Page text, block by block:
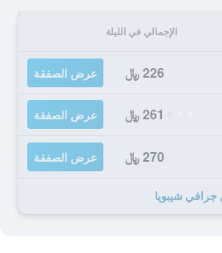
الإجمالي في الليلة
226 ﷼ عرض الصفقة
261 ﷼ عرض الصفقة
270 ﷼ عرض الصفقة